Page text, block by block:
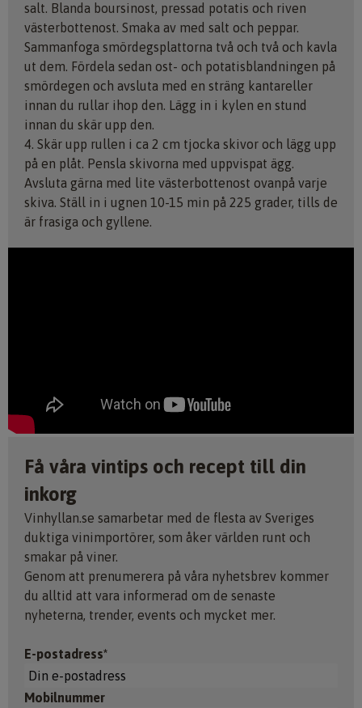
salt. Blanda boursinost, pressad potatis och riven
västerbottenost. Smaka av med salt och peppar.
Sammanfoga smördegsplattorna två och två och kavla
ut dem. Fördela sedan ost- och potatisblandningen på
smördegen och avsluta med en sträng kantareller
innan du rullar ihop den. Lägg in i kylen en stund
innan du skär upp den.
4. Skär upp rullen i ca 2 cm tjocka skivor och lägg upp
på en plåt. Pensla skivorna med uppvispat ägg.
Avsluta gärna med lite västerbottenost ovanpå varje
skiva. Ställ in i ugnen 10-15 min på 225 grader, tills de
är frasiga och gyllene.
Få våra vintips och recept till din
inkorg
Vinhyllan.se samarbetar med de flesta av Sveriges
duktiga vinimportörer, som åker världen runt och
smakar på viner.
Genom att prenumerera på våra nyhetsbrev kommer
du alltid att vara informerad om de senaste
nyheterna, trender, events och mycket mer.
E-postadress*
Mobilnummer